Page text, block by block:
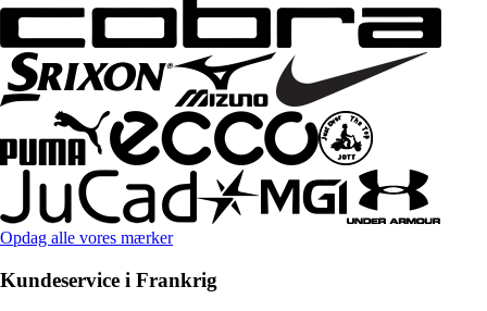
Opdag alle vores mærker
Kundeservice i Frankrig